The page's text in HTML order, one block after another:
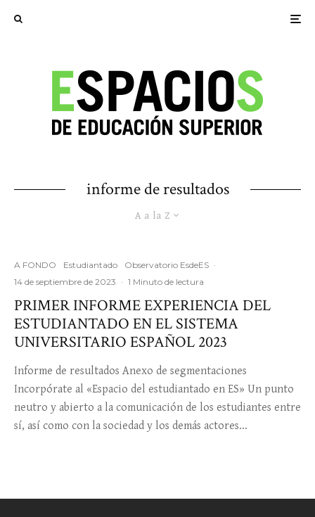
informe de resultados
A a la Z
A FONDO Estudiantado Observatorio EsdeES ·
14 de septiembre de 2023 · 1 Minuto de lectura
PRIMER INFORME EXPERIENCIA DEL
ESTUDIANTADO EN EL SISTEMA
UNIVERSITARIO ESPAÑOL 2023
Informe de resultados Anexo de segmentaciones
Incorpórate al «Espacio del estudiantado en ES» Un punto
neutro y abierto a la comunicación de los estudiantes entre
sí, así como con la sociedad y los demás actores...